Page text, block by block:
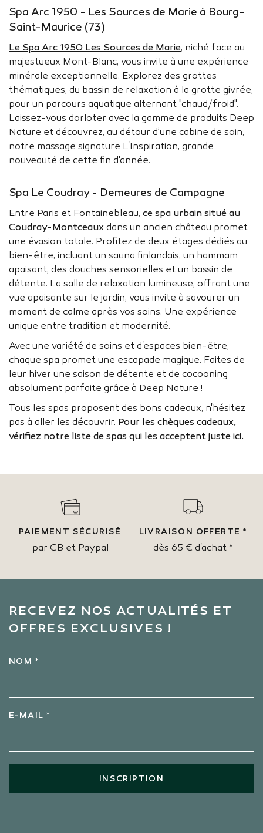
Spa Arc 1950 - Les Sources de Marie à Bourg-
Saint-Maurice (73)
Le Spa Arc 1950 Les Sources de Marie, niché face au
majestueux Mont-Blanc, vous invite à une expérience
minérale exceptionnelle. Explorez des grottes
thématiques, du bassin de relaxation à la grotte givrée,
pour un parcours aquatique alternant "chaud/froid".
Laissez-vous dorloter avec la gamme de produits Deep
Nature et découvrez, au détour d’une cabine de soin,
notre massage signature L'Inspiration, grande
nouveauté de cette fin d'année.
Spa Le Coudray - Demeures de Campagne
Entre Paris et Fontainebleau, ce spa urbain situé au
Coudray-Montceaux dans un ancien château promet
une évasion totale. Profitez de deux étages dédiés au
bien-être, incluant un sauna finlandais, un hammam
apaisant, des douches sensorielles et un bassin de
détente. La salle de relaxation lumineuse, offrant une
vue apaisante sur le jardin, vous invite à savourer un
moment de calme après vos soins. Une expérience
unique entre tradition et modernité.
Avec une variété de soins et d'espaces bien-être,
chaque spa promet une escapade magique. Faites de
leur hiver une saison de détente et de cocooning
absolument parfaite grâce à Deep Nature !
Tous les spas proposent des bons cadeaux, n'hésitez
pas à aller les découvrir. Pour les chèques cadeaux,
vérifiez notre liste de spas qui les acceptent juste ici.
PAIEMENT SÉCURISÉ
par CB et Paypal
LIVRAISON OFFERTE *
dès 65 € d'achat *
RECEVEZ NOS ACTUALITÉS ET
OFFRES EXCLUSIVES !
NOM *
E-MAIL *
INSCRIPTION